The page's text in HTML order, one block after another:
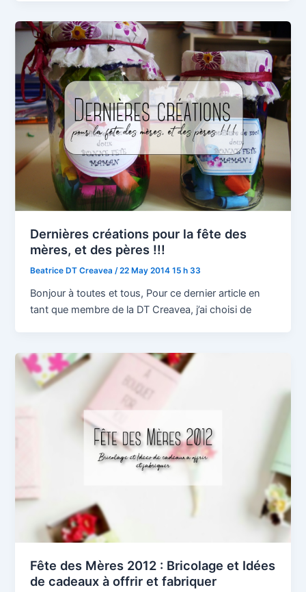
Dernières créations pour la fête des
mères, et des pères !!!
Beatrice DT Creavea /22 May 2014 15 h 33
Bonjour à toutes et tous, Pour ce dernier article en
tant que membre de la DT Creavea, j’ai choisi de
Fête des Mères 2012 : Bricolage et Idées
de cadeaux à offrir et fabriquer